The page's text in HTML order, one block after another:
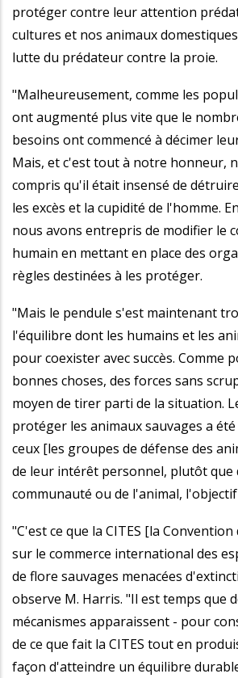
protéger contre leur attention
cultures et nos animaux
lutte du prédateur contre la proie.
"Malheureusement, comme les
ont augmenté plus vite que le
besoins ont commencé à décimer
Mais, et c'est tout à notre honneur,
compris qu'il était insensé de
les excès et la cupidité de l'homme.
nous avons entrepris de modifier le
humain en mettant en place des
règles destinées à les protéger.
"Mais le pendule s'est maintenant
l'équilibre dont les humains et les
pour coexister avec succès. Comme
bonnes choses, des forces sans
moyen de tirer parti de la situation.
protéger les animaux sauvages a
ceux [les groupes de défense des
de leur intérêt personnel, plutôt que
communauté ou de l'animal,
"C'est ce que la CITES [la
sur le commerce international des
de flore sauvages menacées
observe M. Harris. "Il est temps que
mécanismes apparaissent - pour
de ce que fait la CITES tout en
façon d'atteindre un équilibre